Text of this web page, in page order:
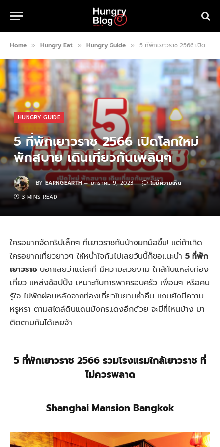
Home » Hungry Eat » Hungry Guide » 5 ที่พักเยาวราช 2566 เปิดโลกใหม่ พักสบาย เดินเที่ยวกันเพลินๆ
HUNGRY GUIDE
5 ที่พักเยาวราช 2566 เปิดโลกใหม่
พักสบาย เดินเที่ยวกันเพลินๆ
BY EARNGEARTH มกราคม 9, 2023
ไม่มีความเห็น
3 MINS READ
ใครอยากจัดทริปเล็กๆ ที่เยาวราชกันบ้างยกมือขึ้น! แต่ถ้าเกิด
ใครอยากเที่ยวยาวๆ ให้หน่ำใจกันไปเลยวันนี้ก็ขอแนะนำ 5 ที่พัก
เยาวราช บอกเลยว่าแต่ละที่ มีความสวยงาม ใกล้กับแหล่งท่อง
เที่ยว แหล่งช้อปปิ้ง เหมาะกับการพาครอบครัว เพื่อนๆ หรือคน
รู้ใจ ไปพักผ่อนหลังจากท่องเที่ยวในยามค่ำคืน แถมยังมีความ
หรูหรา ตามสไตล์ดินแดนมังกรแดงอีกด้วย จะมีที่ไหนบ้าง มา
ติดตามกันได้เลยจ้า
5 ที่พักเยาวราช 2566 รวมโรงแรมใกล้เยาวราช ที่
ไม่ควรพลาด
Shanghai Mansion Bangkok